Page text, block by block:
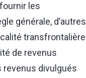
les
générale, d’autres
transfrontalière
de revenus
revenus divulgués